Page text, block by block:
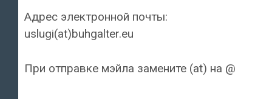
Адрес электронной почты:
uslugi(at)buhgalter.eu
При отправке мэйла замените (at) на @